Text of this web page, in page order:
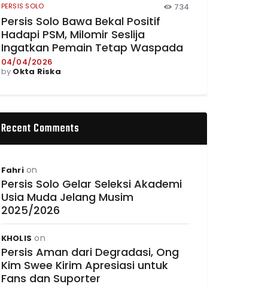
PERSIS SOLO 734
Persis Solo Bawa Bekal Positif
Hadapi PSM, Milomir Seslija
Ingatkan Pemain Tetap Waspada
04/04/2026
by Okta Riska
Recent Comments
Fahrion
Persis Solo Gelar Seleksi Akademi
Usia Muda Jelang Musim
2025/2026
KHOLIS on
Persis Aman dari Degradasi, Ong
Kim Swee Kirim Apresiasi untuk
Fans dan Suporter